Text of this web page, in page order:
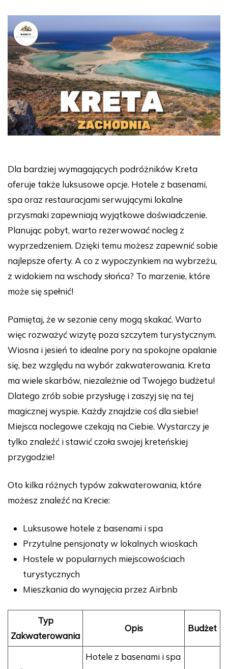
Dla bardziej wymagających podróżników Kreta
oferuje także luksusowe opcje. Hotele z basenami,
spa oraz restauracjami serwującymi lokalne
przysmaki zapewniają wyjątkowe doświadczenie.
Planując pobyt, warto rezerwować nocleg z
wyprzedzeniem. Dzięki temu możesz zapewnić sobie
najlepsze oferty. A co z wypoczynkiem na wybrzeżu,
z widokiem na wschody słońca? To marzenie, które
może się spełnić!
Pamiętaj, że w sezonie ceny mogą skakać. Warto
więc rozważyć wizytę poza szczytem turystycznym.
Wiosna i jesień to idealne pory na spokojne opalanie
się, bez względu na wybór zakwaterowania. Kreta
ma wiele skarbów, niezależnie od Twojego budżetu!
Dlatego zrób sobie przysługę i zaszyj się na tej
magicznej wyspie. Każdy znajdzie coś dla siebie!
Miejsca noclegowe czekają na Ciebie. Wystarczy je
tylko znaleźć i stawić czoła swojej kreteńskiej
przygodzie!
Oto kilka różnych typów zakwaterowania, które
możesz znaleźć na Krecie:
Luksusowe hotele z basenami i spa
Przytulne pensjonaty w lokalnych wioskach
Hostele w popularnych miejscowościach
turystycznych
Mieszkania do wynajęcia przez Airbnb
Typ
Zakwaterowania
Opis Budżet
Hotele z basenami i spa